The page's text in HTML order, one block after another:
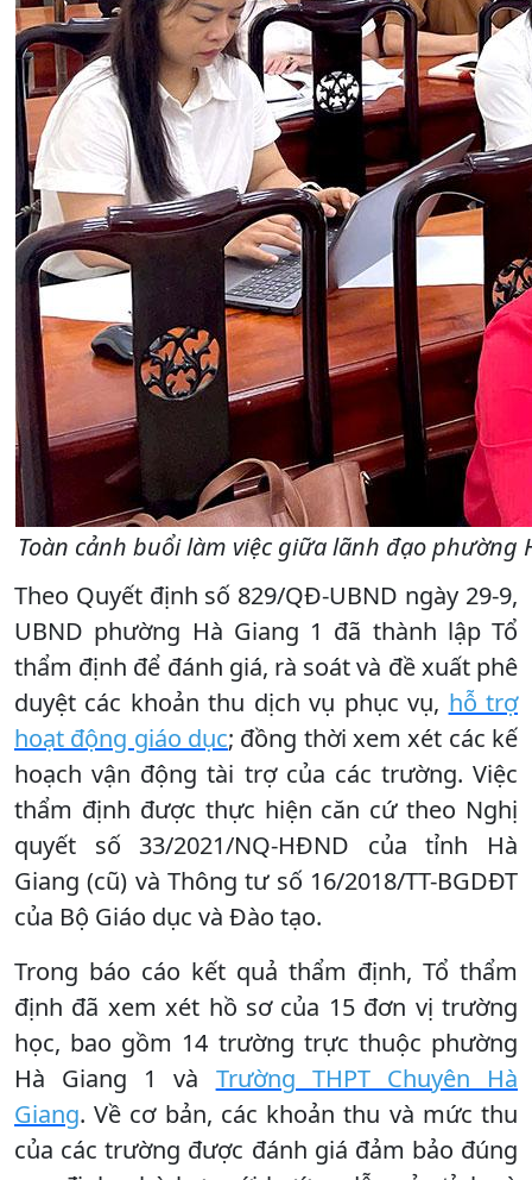
Toàn cảnh buổi làm việc giữa lãnh đạo
Theo Quyết định số 829/QĐ-UBND ngày 29-9,
UBND phường Hà Giang 1 đã thành lập Tổ
thẩm định để đánh giá, rà soát và đề xuất phê
duyệt các khoản thu dịch vụ phục vụ, hỗ trợ
hoạt động giáo dục; đồng thời xem xét các kế
hoạch vận động tài trợ của các trường. Việc
thẩm định được thực hiện căn cứ theo Nghị
quyết số 33/2021/NQ-HĐND của tỉnh Hà
Giang (cũ) và Thông tư số 16/2018/TT-BGDĐT
của Bộ Giáo dục và Đào tạo.
Trong báo cáo kết quả thẩm định, Tổ thẩm
định đã xem xét hồ sơ của 15 đơn vị trường
học, bao gồm 14 trường trực thuộc phường
Hà Giang 1 và Trường THPT Chuyên Hà
Giang. Về cơ bản, các khoản thu và mức thu
của các trường được đánh giá đảm bảo đúng